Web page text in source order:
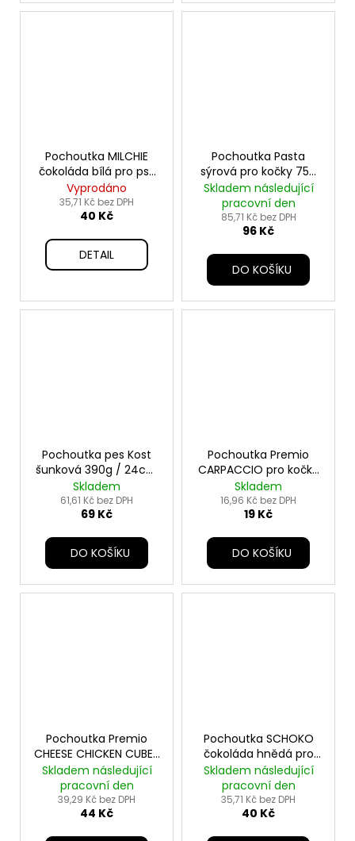
Pochoutka MILCHIE
čokoláda bílá pro psy
100g TR
Vyprodáno
35,71 Kč bez DPH
40 Kč
DETAIL
Pochoutka Pasta
sýrová pro kočky 75g
TR
Skladem následující
pracovní den
85,71 Kč bez DPH
96 Kč
DO KOŠÍKU
Pochoutka pes Kost
šunková 390g / 24cm
TR 1ks
Skladem
61,61 Kč bez DPH
69 Kč
DO KOŠÍKU
Pochoutka Premio
CARPACCIO pro kočky
20g
Skladem
16,96 Kč bez DPH
19 Kč
DO KOŠÍKU
Pochoutka Premio
CHEESE CHICKEN CUBES
pro kočky 50g TR
Skladem následující
pracovní den
39,29 Kč bez DPH
44 Kč
Pochoutka SCHOKO
čokoláda hnědá pro
psy 100g TR
Skladem následující
pracovní den
35,71 Kč bez DPH
40 Kč